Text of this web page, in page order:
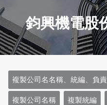
鈞興機電股
複製公司名名稱、統編、負
複製公司名稱 複製統編